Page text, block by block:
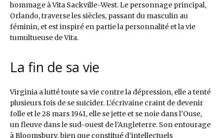
hommage à Vita Sackville-West. Le personnage principal,
Orlando, traverse les siècles, passant du masculin au
féminin, et est inspiré en partie la personnalité et la vie
tumultueuse de Vita.
La fin de sa vie
Virginia a lutté toute sa vie contre la dépression, elle a tenté
plusieurs fois de se suicider. L’écrivaine craint de devenir
folle et le 28 mars 1941, elle se jette et se noie dans l’Ouse,
un fleuve dans le sud-ouest de l’Angleterre. Son entourage
à Bloomsbury, bien que constitué d’intellectuels